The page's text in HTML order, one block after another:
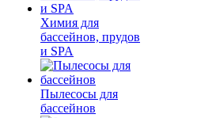
Химия для
бассейнов, прудов
и SPA
Пылесосы для
бассейнов